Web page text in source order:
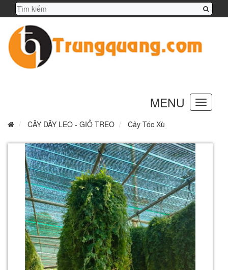
Toggle
navigation
MENU
CÂY DÂY LEO - GIỎ TREO Cây Tóc Xù